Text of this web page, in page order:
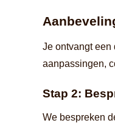
Je ontvangt een
aanpassingen,
Stap 2:
We bespreken